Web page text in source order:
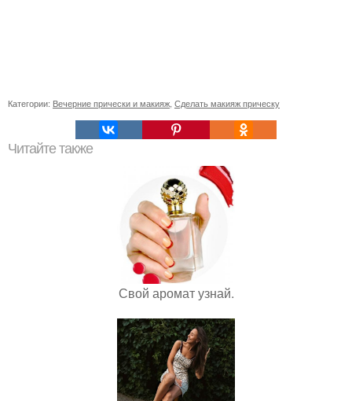
Категории: Вечерние прически и макияж Сделать макияж прическу
Читайте также
Свой аромат узнай.